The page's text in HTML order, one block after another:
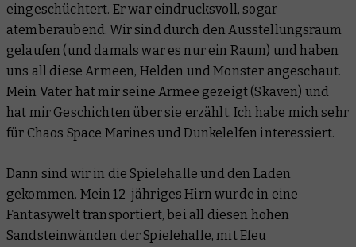
eingeschüchtert. Er war eindrucksvoll, sogar
atemberaubend. Wir sind durch den Ausstellungsraum
gelaufen (und damals war es nur ein Raum) und haben
uns all diese Armeen, Helden und Monster angeschaut.
Mein Vater hat mir seine Armee gezeigt (Skaven) und
hat mir Geschichten über sie erzählt. Ich habe mich sehr
für Chaos Space Marines und Dunkelelfen interessiert.
Dann sind wir in die Spielehalle und den Laden
gekommen. Mein 12-jähriges Hirn wurde in eine
Fantasywelt transportiert, bei all diesen hohen
Sandsteinwänden der Spielehalle, mit Efeu